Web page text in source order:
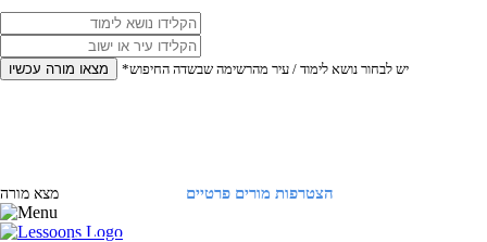
מצאו מורה עכשיו *יש לבחור נושא לימוד / עיר מהרשימה שבשדה החיפוש
הצטרפות מורים פרטיים מצא מורה